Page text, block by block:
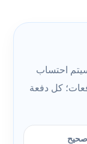
احتساب
كل دفعة
صحيح